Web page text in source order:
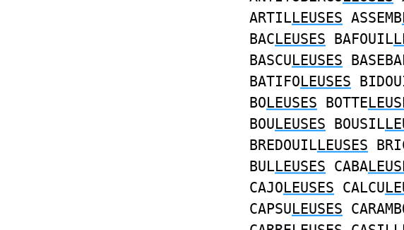
ARTILLEUSES ASSEMB
BACLEUSES BAFOUIL
BASCULEUSES
BATIFOLEUSES
BOLEUSES BOTTE
BOULEUSES BOUSIL
BREDOUILLEUSES
BULLEUSES CABA
CAJOLEUSES CALCU
CAPSULEUSES